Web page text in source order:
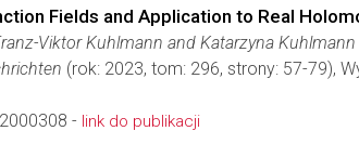
Fields and Application to Real
Viktor Kuhlmann and Katarzyna Kuhlmann
(rok: 2023, tom: 296, strony: 57-79),
- link do publikacji